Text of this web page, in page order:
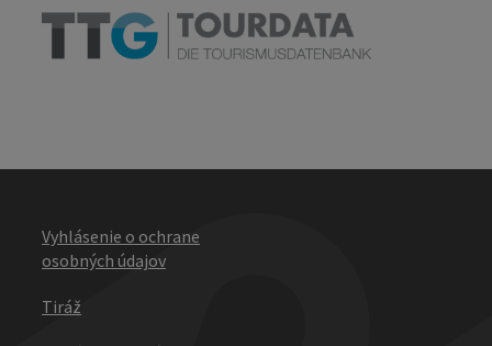
Vyhlásenie o ochrane
osobných údajov
Tiráž